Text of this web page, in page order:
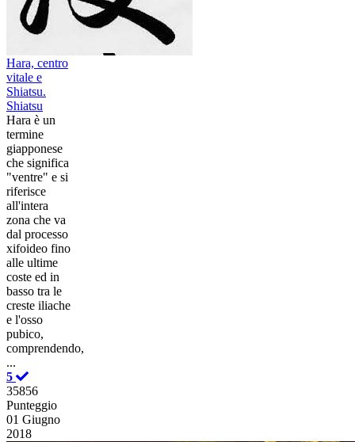
Hara, centro
vitale e
Shiatsu.
Shiatsu
Hara è un
termine
giapponese
che significa
"ventre" e si
riferisce
all'intera
zona che va
dal processo
xifoideo fino
alle ultime
coste ed in
basso tra le
creste iliache
e l'osso
pubico,
comprendendo,
...
5
35856
Punteggio
01 Giugno
2018